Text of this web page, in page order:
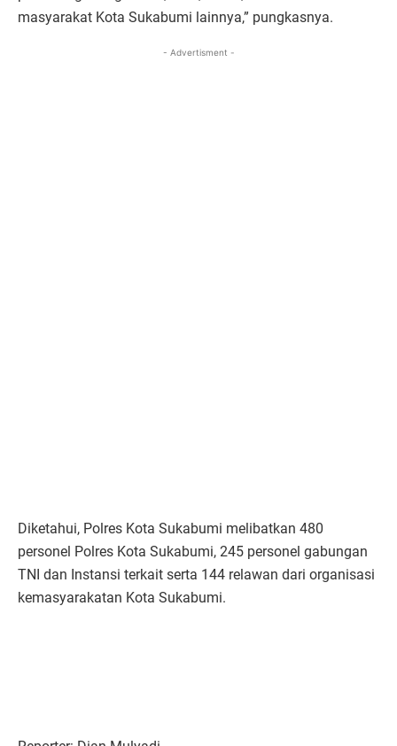
masyarakat Kota Sukabumi lainnya,” pungkasnya.
- Advertisment -
Diketahui, Polres Kota Sukabumi melibatkan 480
personel Polres Kota Sukabumi, 245 personel gabungan
TNI dan Instansi terkait serta 144 relawan dari organisasi
kemasyarakatan Kota Sukabumi.